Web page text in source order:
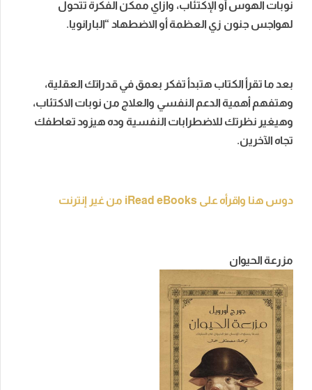
نوبات الهوس أو الإكتئاب، وازاي ممكن الفكرة تتحول
لهواجس جنون زي العظمة أو الاضطهاد “البارانويا.
بعد ما تقرأ الكتاب هتبدأ تفكر بعمق في قدراتك العقلية،
وهتفهم أهمية الدعم النفسي والعلاج من نوبات الاكتئاب،
وهيغير نظرتك للاضطرابات النفسية وده هيزود تعاطفك
تجاه الآخرين.
دوس هنا واقرأه على iRead eBooks من غير إنترنت
مزرعة الحيوان